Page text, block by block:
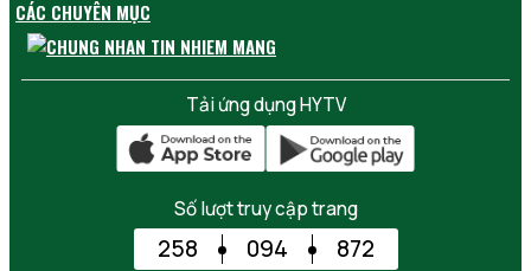
CÁC CHUYÊN MỤC
Tải ứng dụng HYTV
Số lượt truy cập trang
258 094 872